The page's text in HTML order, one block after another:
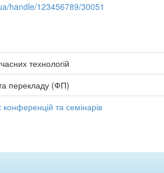
handle/123456789/30051
технологій
перекладу (ФП)
та семінарів